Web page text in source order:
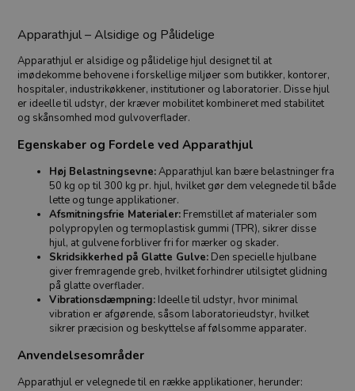
Apparathjul – Alsidige og Pålidelige
Apparathjul er alsidige og pålidelige hjul designet til at
imødekomme behovene i forskellige miljøer som butikker, kontorer,
hospitaler, industrikøkkener, institutioner og laboratorier. Disse hjul
er ideelle til udstyr, der kræver mobilitet kombineret med stabilitet
og skånsomhed mod gulvoverflader.
Egenskaber og Fordele ved Apparathjul
Høj Belastningsevne:Apparathjul kan bære belastninger fra
50 kg op til 300 kg pr. hjul, hvilket gør dem velegnede til både
lette og tunge applikationer.
Afsmitningsfrie Materialer: Fremstillet af materialer som
polypropylen og termoplastisk gummi (TPR), sikrer disse
hjul, at gulvene forbliver fri for mærker og skader.
Skridsikkerhed på Glatte Gulve: Den specielle hjulbane
giver fremragende greb, hvilket forhindrer utilsigtet glidning
på glatte overflader.
Vibrationsdæmpning: Ideelle til udstyr, hvor minimal
vibration er afgørende, såsom laboratorieudstyr, hvilket
sikrer præcision og beskyttelse af følsomme apparater.
Anvendelsesområder
Apparathjul er velegnede til en række applikationer, herunder: